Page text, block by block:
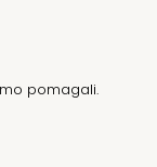
pomagali.